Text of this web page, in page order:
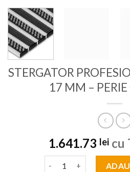
STERGATOR
17 MM –
1.641.73 lei cu
Cantitate STERGATOR